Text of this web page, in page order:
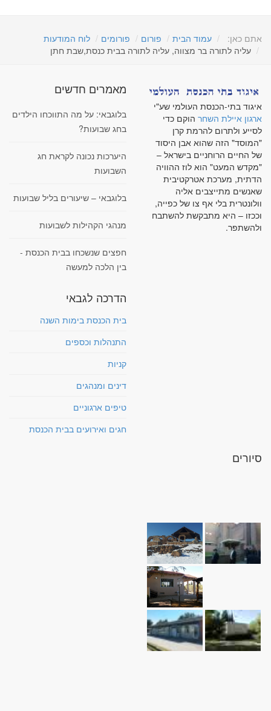
אתם כאן: עמוד הבית פורום פורומים
לוח המודעות
עליה לתורה בר מצווה, עליה לתורה בבית כנסת,שבת חתן
איגוד בתי-הכנסת העולמי שע"י
ארגון איילת השחר הוקם כדי
לסייע ולתרום להרמת קרן
"המוסד" הזה שהוא אבן היסוד
של החיים הרוחניים בישראל –
"מקדש המעט" הוא לוז ההוויה
הדתית, מערכת אטרקטיבית
שאנשים מתייצבים אליה
וולונטרית בלי אף צו של כפייה,
וככזו – היא מתבקשת להשתבח
ולהשתפר.
מאמרים חדשים
בלוגבאי: על מה התווכחו הילדים
בחג שבועות?
היערכות נכונה לקראת חג
השבועות
בלוגבאי – שיעורים בליל שבועות
מנהגי הקהילות לשבועות
חפצים שנשכחו בבית הכנסת -
בין הלכה למעשה
הדרכה לגבאי
בית הכנסת בימות השנה
התנהלות וכספים
קניות
דינים ומנהגים
טיפים ארגוניים
חגים ואירועים בבית הכנסת
סיורים